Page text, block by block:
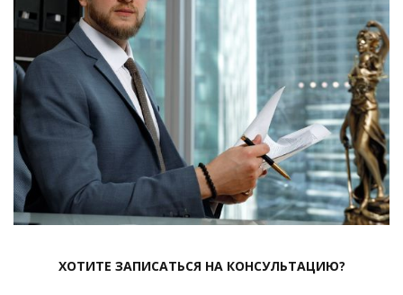
ХОТИТЕ ЗАПИСАТЬСЯ НА КОНСУЛЬТАЦИЮ?